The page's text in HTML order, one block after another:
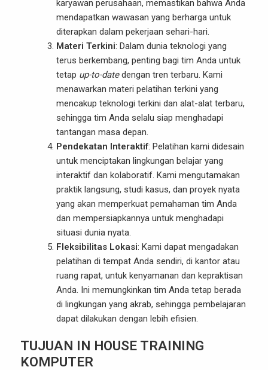
karyawan perusahaan, memastikan bahwa Anda
mendapatkan wawasan yang berharga untuk
diterapkan dalam pekerjaan sehari-hari.
Materi Terkini: Dalam dunia teknologi yang
terus berkembang, penting bagi tim Anda untuk
tetap up-to-datedengan tren terbaru. Kami
menawarkan materi pelatihan terkini yang
mencakup teknologi terkini dan alat-alat terbaru,
sehingga tim Anda selalu siap menghadapi
tantangan masa depan.
Pendekatan Interaktif: Pelatihan kami didesain
untuk menciptakan lingkungan belajar yang
interaktif dan kolaboratif. Kami mengutamakan
praktik langsung, studi kasus, dan proyek nyata
yang akan memperkuat pemahaman tim Anda
dan mempersiapkannya untuk menghadapi
situasi dunia nyata.
Fleksibilitas Lokasi: Kami dapat mengadakan
pelatihan di tempat Anda sendiri, di kantor atau
ruang rapat, untuk kenyamanan dan kepraktisan
Anda. Ini memungkinkan tim Anda tetap berada
di lingkungan yang akrab, sehingga pembelajaran
dapat dilakukan dengan lebih efisien.
TUJUAN IN HOUSE TRAINING
KOMPUTER